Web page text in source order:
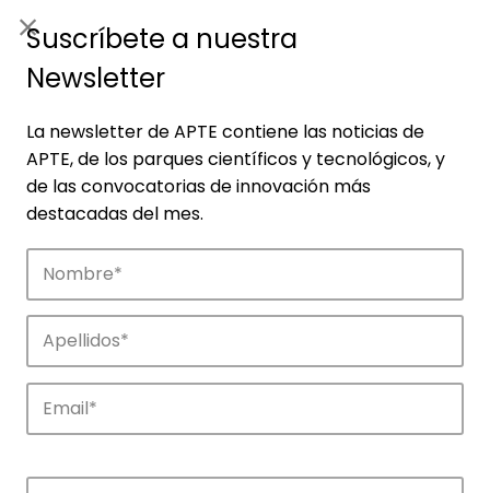
Empresas
Descubre las empresas que impulsan la
innovación en los parques de APTE.
Suscríbete a nuestra
Newsletter
La newsletter de APTE contiene las noticias de
APTE, de los parques científicos y tecnológicos, y
de las convocatorias de innovación más
destacadas del mes.